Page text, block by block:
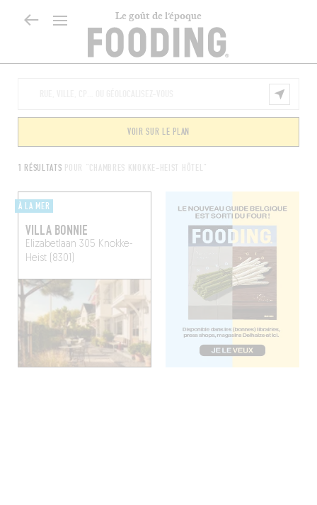
Le goût de l’époque
1 RÉSULTATS POUR "CHAMBRES KNOKKE-HEIST HÔTEL"
VOIR SUR LE PLAN
À LA MER
VILLA BONNIE
Elizabetlaan 305 Knokke-
Heist (8301)